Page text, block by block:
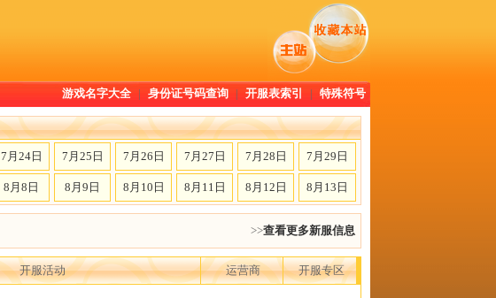
游戏名字大全 | 身份证号码查询 | 开服表索引 | 特殊符号
7月24日 7月25日 7月26日 7月27日 7月28日 7月29日
8月8日 8月9日 8月10日 8月11日 8月12日 8月13日
>>查看更多新服信息
开服活动 运营商 开服专区